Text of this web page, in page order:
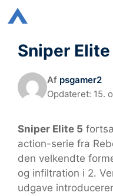
Hop
Sniper
Af psgamer2
Opdateret: 15.
Sniper Elite 5
action-serie fra
den velkendte
og infiltration i 2.
udgave